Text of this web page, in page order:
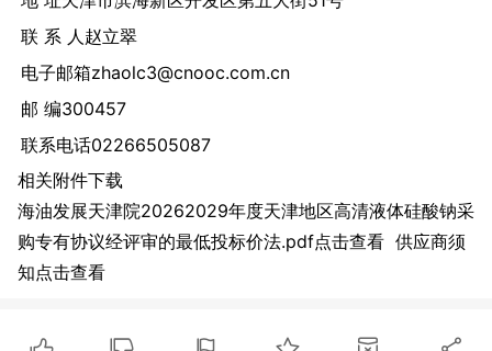
联 系 人赵立翠
电子邮箱zhaolc3@cnooc.com.cn
邮 编300457
联系电话02266505087
相关附件下载
海油发展天津院20262029年度天津地区高清液体硅酸钠采
购专有协议经评审的最低投标价法.pdf点击查看 供应商须
知点击查看